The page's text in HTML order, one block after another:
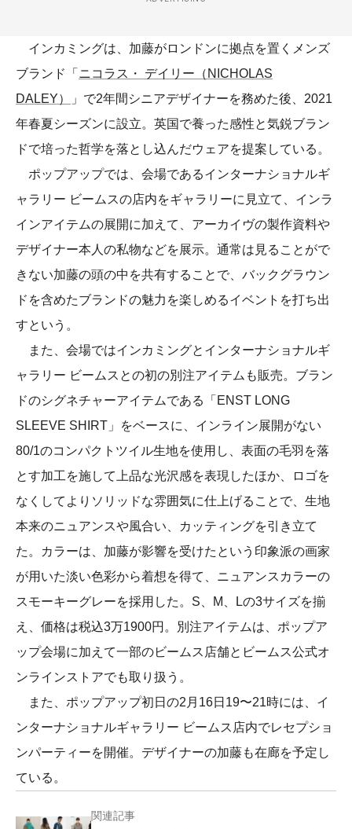
インカミングは、加藤がロンドンに拠点を置くメンズ
ブランド「 ニコラス・ デイリー（NICHOLAS
DALEY）
」で2年間シニアデザイナーを務めた後、2021
年春夏シーズンに設立。英国で養った感性と気鋭ブラン
ドで培った哲学を落とし込んだウェアを提案している。
ポップアップでは、会場であるインターナショナルギ
ャラリー ビームスの店内をギャラリーに見立て、インラ
インアイテムの展開に加えて、アーカイヴの製作資料や
デザイナー本人の私物などを展示。通常は見ることがで
きない加藤の頭の中を共有することで、バックグラウン
ドを含めたブランドの魅力を楽しめるイベントを打ち出
すという。
また、会場ではインカミングとインターナショナルギ
ャラリー ビームスとの初の別注アイテムも販売。ブラン
ドのシグネチャーアイテムである「ENST LONG
SLEEVE SHIRT」をベースに、インライン展開がない
80/1のコンパクトツイル生地を使用し、表面の毛羽を落
とす加工を施して上品な光沢感を表現したほか、ロゴを
なくしてよりソリッドな雰囲気に仕上げることで、生地
本来のニュアンスや風合い、カッティングを引き立て
た。カラーは、加藤が影響を受けたという印象派の画家
が用いた淡い色彩から着想を得て、ニュアンスカラーの
スモーキーグレーを採用した。S、M、Lの3サイズを揃
え、価格は税込3万1900円。別注アイテムは、ポップア
ップ会場に加えて一部のビームス店舗とビームス公式オ
ンラインストアでも取り扱う。
また、ポップアップ初日の2月16日19〜21時には、イ
ンターナショナルギャラリー ビームス店内でレセプショ
ンパーティーを開催。デザイナーの加藤も在廊を予定し
ている。
関連記事